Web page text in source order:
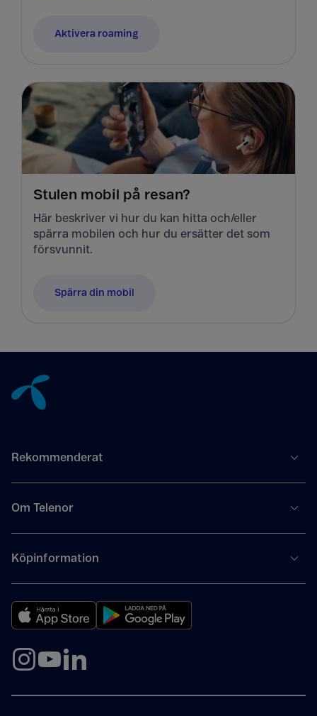
Aktivera roaming
Stulen mobil på resan?
Här beskriver vi hur du kan hitta och/eller
spärra mobilen och hur du ersätter det som
försvunnit.
Spärra din mobil
Rekommenderat
Om Telenor
Köpinformation